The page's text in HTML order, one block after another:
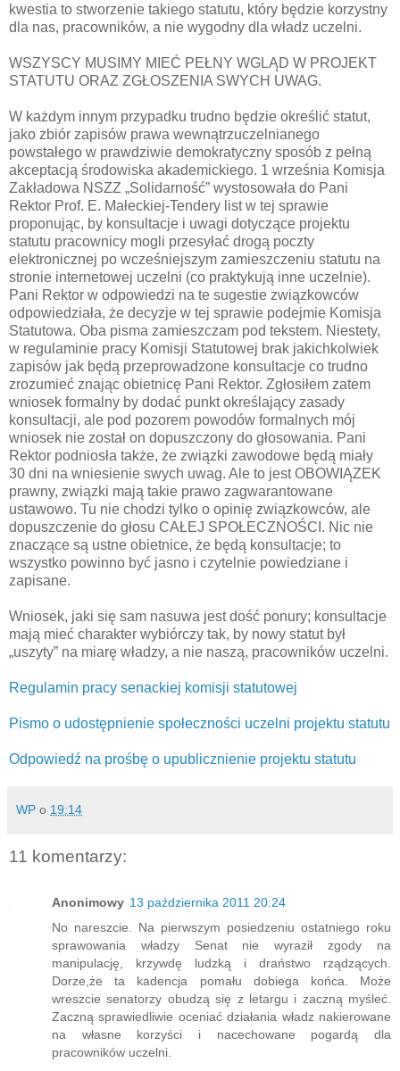
kwestia to stworzenie takiego statutu, który będzie korzystny
dla nas, pracowników, a nie wygodny dla władz uczelni.
WSZYSCY MUSIMY MIEĆ PEŁNY WGLĄD W PROJEKT
STATUTU ORAZ ZGŁOSZENIA SWYCH UWAG.
W każdym innym przypadku trudno będzie określić statut,
jako zbiór zapisów prawa wewnątrzuczelnianego
powstałego w prawdziwie demokratyczny sposób z pełną
akceptacją środowiska akademickiego. 1 września Komisja
Zakładowa NSZZ „Solidarność” wystosowała do Pani
Rektor Prof. E. Małeckiej-Tendery list w tej sprawie
proponując, by konsultacje i uwagi dotyczące projektu
statutu pracownicy mogli przesyłać drogą poczty
elektronicznej po wcześniejszym zamieszczeniu statutu na
stronie internetowej uczelni (co praktykują inne uczelnie).
Pani Rektor w odpowiedzi na te sugestie związkowców
odpowiedziała, że decyzje w tej sprawie podejmie Komisja
Statutowa. Oba pisma zamieszczam pod tekstem. Niestety,
w regulaminie pracy Komisji Statutowej brak jakichkolwiek
zapisów jak będą przeprowadzone konsultacje co trudno
zrozumieć znając obietnicę Pani Rektor. Zgłosiłem zatem
wniosek formalny by dodać punkt określający zasady
konsultacji, ale pod pozorem powodów formalnych mój
wniosek nie został on dopuszczony do głosowania. Pani
Rektor podniosła także, że związki zawodowe będą miały
30 dni na wniesienie swych uwag. Ale to jest OBOWIĄZEK
prawny, związki mają takie prawo zagwarantowane
ustawowo. Tu nie chodzi tylko o opinię związkowców, ale
dopuszczenie do głosu CAŁEJ SPOŁECZNOŚCI. Nic nie
znaczące są ustne obietnice, że będą konsultacje; to
wszystko powinno być jasno i czytelnie powiedziane i
zapisane.
Wniosek, jaki się sam nasuwa jest dość ponury; konsultacje
mają mieć charakter wybiórczy tak, by nowy statut był
„uszyty” na miarę władzy, a nie naszą, pracowników uczelni.
Regulamin pracy senackiej komisji statutowej
Pismo o udostępnienie społeczności uczelni projektu statutu
Odpowiedź na prośbę o upublicznienie projektu statutu
WP o 19:14
11 komentarzy:
Anonimowy 13 października 2011 20:24
No nareszcie. Na pierwszym posiedzeniu ostatniego roku
sprawowania władzy Senat nie wyraził zgody na
manipulację, krzywdę ludzką i draństwo rządzących.
Dorze,że ta kadencja pomału dobiega końca. Może
wreszcie senatorzy obudzą się z letargu i zaczną myśleć.
Zaczną sprawiedliwie oceniać działania władz nakierowane
na własne korzyści i nacechowane pogardą dla
pracowników uczelni.